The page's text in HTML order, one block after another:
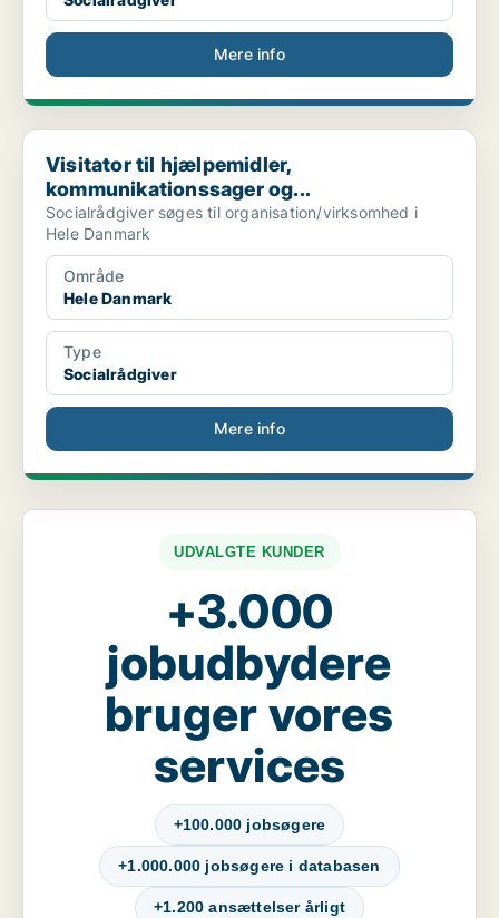
Mere info
Visitator til hjælpemidler, kommunikationssager og...
Visitator til hjælpemidler,
kommunikationssager og...
Socialrådgiver søges til organisation/virksomhed i
Hele Danmark
Område
Hele Danmark
Type
Socialrådgiver
Mere info
UDVALGTE KUNDER
+3.000
jobudbydere
bruger vores
services
+100.000 jobsøgere
+1.000.000 jobsøgere i databasen
+1.200 ansættelser årligt